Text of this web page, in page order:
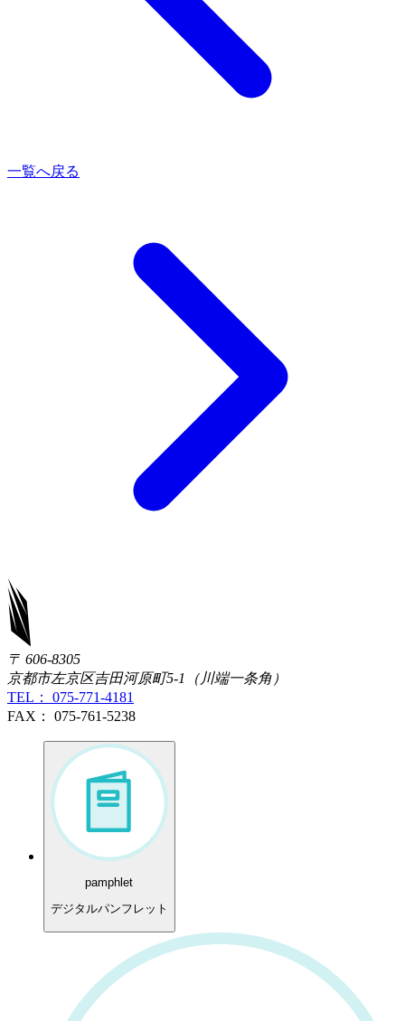
一覧へ戻る
〒 606-8305
京都市左京区吉田河原町5-1（川端一条角）
TEL： 075-771-4181
FAX： 075-761-5238
pamphlet
デジタルパンフレット